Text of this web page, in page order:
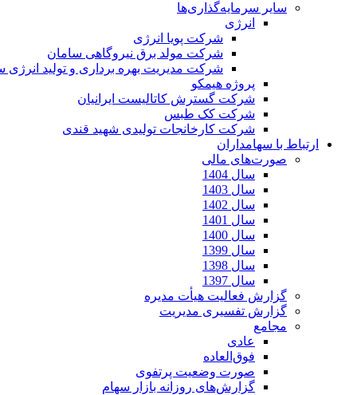
سایر سرمایه‌گذاری‌ها
انرژی
شرکت پویا انرژی
شرکت مولد برق نیروگاهی سامان
شرکت مدیریت بهره برداری و تولید انرژی
پروژه هیمکو
شرکت گسترش کاتالیست ایرانیان
شرکت کک طبس
شرکت کارخانجات تولیدی شهید قندی
ارتباط با سهامداران
صورت‌های مالی
سال 1404
سال 1403
سال 1402
سال 1401
سال 1400
سال 1399
سال 1398
سال 1397
گزارش فعالیت هیأت مدیره
گزارش تفسیری مدیریت
مجامع
عادی
فوق‌العاده
صورت وضعیت پرتفوی
گزارش‌های روزانه بازار سهام